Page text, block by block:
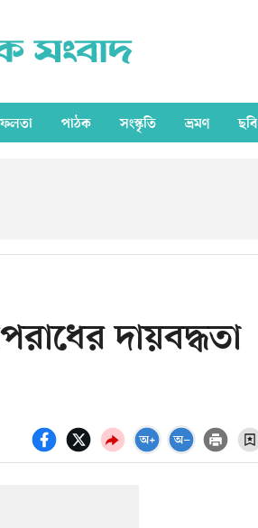
পাঠক সংস্কৃতি ভ্রমণ ছবি
দায়বদ্ধতা